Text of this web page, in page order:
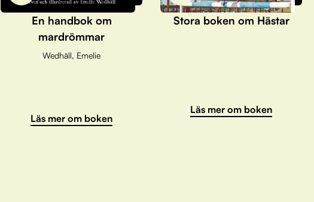
En handbok om
mardrömmar
Wedhäll, Emelie
Läs mer om boken
Stora boken om Hästar
Läs mer om boken